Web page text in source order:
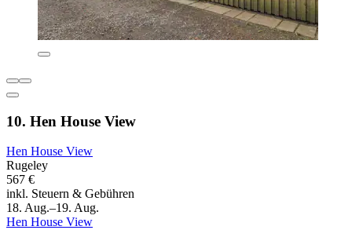
10. Hen House View
Hen House View
Rugeley
567 €
inkl. Steuern & Gebühren
18. Aug.–19. Aug.
Hen House View